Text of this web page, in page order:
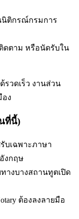
นิติกรณ์กรมการ
ดตาม หรือนัดรับใน
รวดเร็ว งานส่วน
อง
ที่นี้)
บเฉพาะภาษา
งกฤษ
างบางสถานทูตเปิด
ต้องลงลายมือ